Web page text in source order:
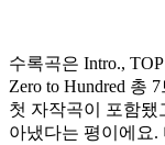
수록곡은 Intro., TOP
Zero to Hundred 총
첫 자작곡이 포함
아냈다는 평이에요.